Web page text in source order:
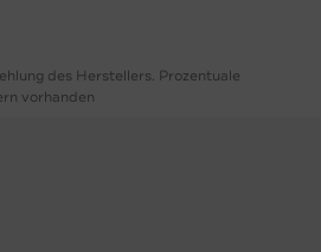
des Herstellers. Prozentuale
vorhanden